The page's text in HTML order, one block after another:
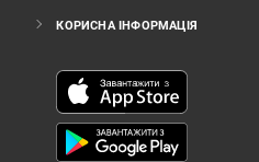
КОРИСНА ІНФОРМАЦІЯ